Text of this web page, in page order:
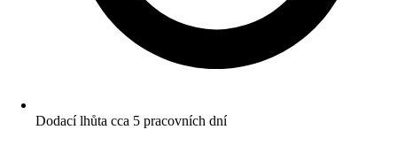
Dodací lhůta cca 5 pracovních dní